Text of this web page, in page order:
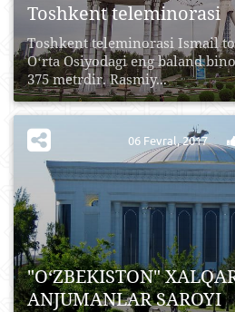
Toshkent teleminorasi
Toshkent teleminorasi Ismail
Oʻrta Osiyodagi eng baland
375 metrdir. Rasmiy...
"O‘ZBEKISTON"
ANJUMANLAR SAROYI
06 Fevral, 2017